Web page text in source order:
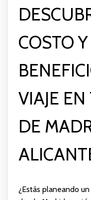
COSTO
VIAJE EN
DE
¿Estás planeando